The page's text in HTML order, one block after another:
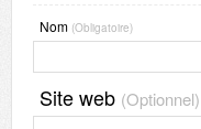
Nom (Obligatoire)
Site web (Optionnel)